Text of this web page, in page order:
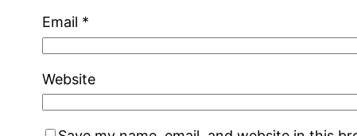
Email *
Website